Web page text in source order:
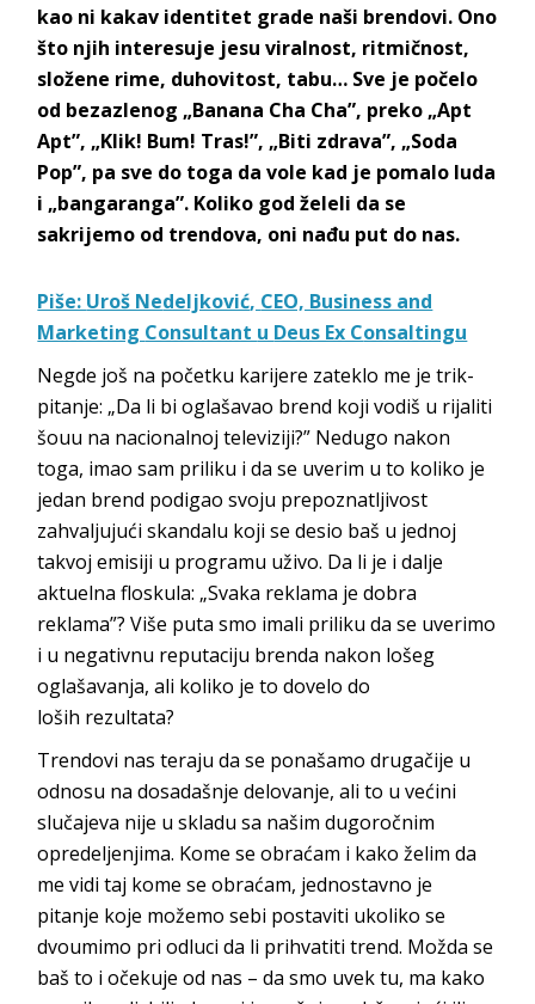
kao ni kakav identitet grade naši brendovi. Ono
što njih interesuje jesu viralnost, ritmičnost,
složene rime, duhovitost, tabu… Sve je počelo
od bezazlenog „Banana Cha Cha”, preko „Apt
Apt”, „Klik! Bum! Tras!”, „Biti zdrava”, „Soda
Pop”, pa sve do toga da vole kad je pomalo luda
i „bangaranga”. Koliko god želeli da se
sakrijemo od trendova, oni nađu put do nas.
Piše: Uroš Nedeljković, CEO, Business and
Marketing Consultant u Deus Ex Consaltingu
Negde još na početku karijere zateklo me je trik-
pitanje: „Da li bi oglašavao brend koji vodiš u rijaliti
šouu na nacionalnoj televiziji?” Nedugo nakon
toga, imao sam priliku i da se uverim u to koliko je
jedan brend podigao svoju prepoznatljivost
zahvaljujući skandalu koji se desio baš u jednoj
takvoj emisiji u programu uživo. Da li je i dalje
aktuelna floskula: „Svaka reklama je dobra
reklama”? Više puta smo imali priliku da se uverimo
i u negativnu reputaciju brenda nakon lošeg
oglašavanja, ali koliko je to dovelo do
loših rezultata?
Trendovi nas teraju da se ponašamo drugačije u
odnosu na dosadašnje delovanje, ali to u većini
slučajeva nije u skladu sa našim dugoročnim
opredeljenjima. Kome se obraćam i kako želim da
me vidi taj kome se obraćam, jednostavno je
pitanje koje možemo sebi postaviti ukoliko se
dvoumimo pri odluci da li prihvatiti trend. Možda se
baš to i očekuje od nas – da smo uvek tu, ma kako